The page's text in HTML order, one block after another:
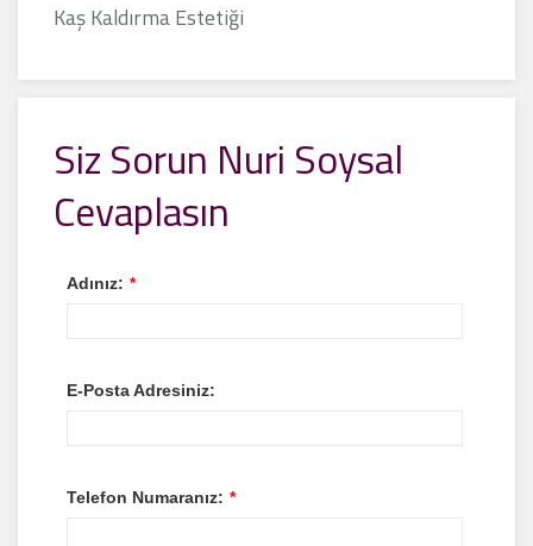
Kaş Kaldırma Estetiği
Siz Sorun Nuri Soysal
Cevaplasın
Adınız: *
E-Posta Adresiniz:
Telefon Numaranız: *